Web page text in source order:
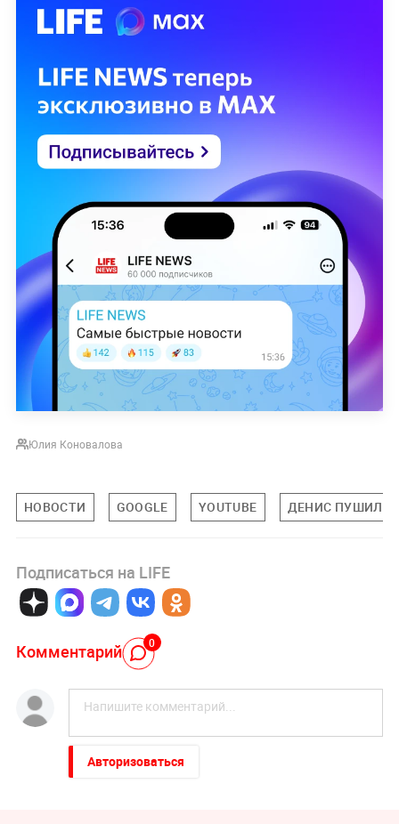
Юлия Коновалова
НОВОСТИ GOOGLE YOUTUBE ДЕНИС
Подписаться на LIFE
Комментарий 0
Авторизоваться